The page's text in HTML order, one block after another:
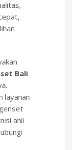
Bali
layanan
ahli